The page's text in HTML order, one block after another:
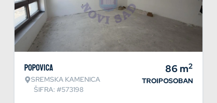
Popovica
SREMSKA KAMENICA
ŠIFRA: #573198
86 m2
TROIPOSOBAN